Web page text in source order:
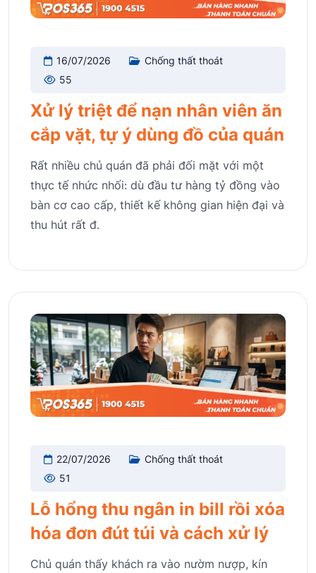
16/07/2026
Chống thất thoát
55
Xử lý triệt để nạn nhân viên ăn
cắp vặt, tự ý dùng đồ của quán
Rất nhiều chủ quán đã phải đối mặt với một
thực tế nhức nhối: dù đầu tư hàng tỷ đồng vào
bàn cơ cao cấp, thiết kế không gian hiện đại và
thu hút rất đ.
22/07/2026
Chống thất thoát
51
Lỗ hổng thu ngân in bill rồi xóa
hóa đơn đút túi và cách xử lý
Chủ quán thấy khách ra vào nườm nượp, kín